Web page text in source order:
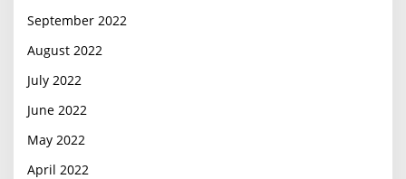
September 2022
August 2022
July 2022
June 2022
May 2022
April 2022